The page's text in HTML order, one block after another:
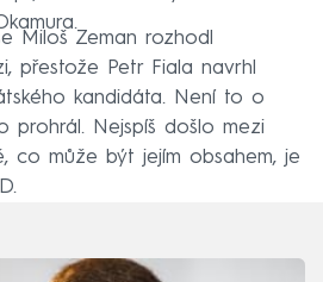
Miloš Zeman rozhodl
přestože Petr Fiala navrhl
kandidáta. Není to o
prohrál. Nejspíš došlo mezi
co může být jejím obsahem, je